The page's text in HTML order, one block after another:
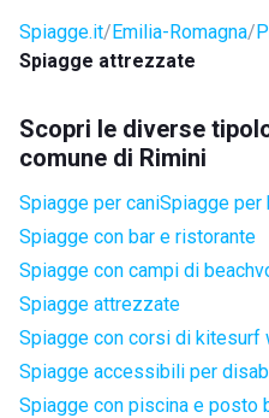
Spiagge.it Emilia-Romagna
Spiagge attrezzate
Scopri le diverse
comune di Rimini
Spiagge per caniSpiagge per
Spiagge con bar e ristorante
Spiagge con campi di
Spiagge attrezzate
Spiagge con corsi di kitesurf
Spiagge accessibili per
Spiagge con piscina e posto